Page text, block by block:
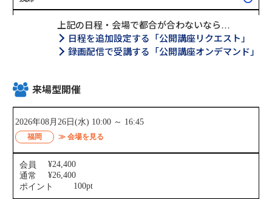
上記の日程・会場で都合が合わないなら…
日程を追加設定する「公開講座リクエスト」
録画配信で受講する「公開講座オンデマンド」
来場型開催